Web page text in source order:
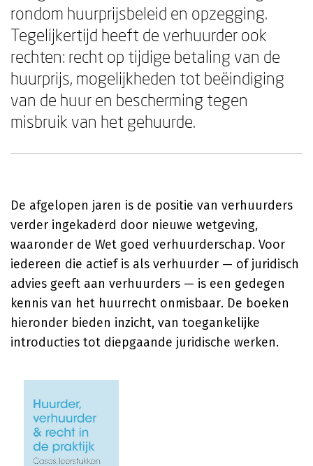
rondom huurprijsbeleid en opzegging.
Tegelijkertijd heeft de verhuurder ook
rechten: recht op tijdige betaling van de
huurprijs, mogelijkheden tot beëindiging
van de huur en bescherming tegen
misbruik van het gehuurde.
De afgelopen jaren is de positie van verhuurders
verder ingekaderd door nieuwe wetgeving,
waaronder de Wet goed verhuurderschap. Voor
iedereen die actief is als verhuurder — of juridisch
advies geeft aan verhuurders — is een gedegen
kennis van het huurrecht onmisbaar. De boeken
hieronder bieden inzicht, van toegankelijke
introducties tot diepgaande juridische werken.